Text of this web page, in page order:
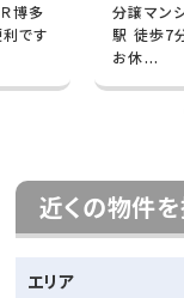
博多
です
分譲マン
駅 徒歩7
お休...
近くの物件
エリア